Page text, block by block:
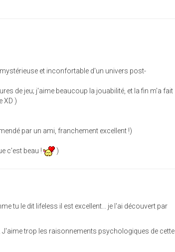
et inconfortable d'un univers post-
de jeu; j'aime beaucoup la jouabilité, et la fin m'a fait
XD )
par un ami, franchement excellent !)
c'est beau !
)
tu le dit lifeless il est excellent... je l'ai découvert par
J'aime trop les raisonnements psychologiques de cette